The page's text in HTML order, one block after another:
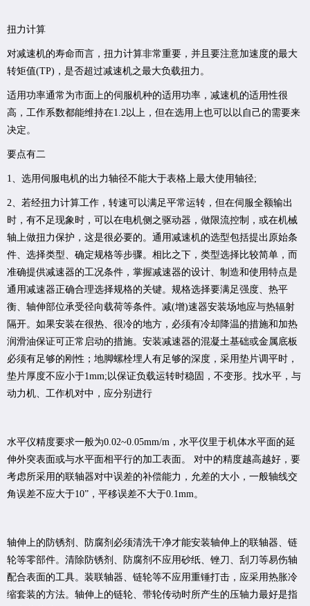
扭力计算
对减速机的寿命而言，扭力计算非常重要，并且要注意加速度的最大
转矩值(TP)，是否超过减速机之最大负载扭力。
适用功率通常为市面上的伺服机种的适用功率，减速机的适用性很
高，工作系数都能维持在1.2以上，但在选用上也可以以自己的需要来
决定。
要点有二
1、选用伺服电机的出力轴径不能大于表格上最大使用轴径;
2、若经扭力计算工作，转速可以满足平常运转，但在伺服全额输出
时，有不足现象时，可以在电机侧之驱动器，做限流控制，或在机械
轴上做扭力保护，这是很必要的。 通用减速机的选型包括提出原始条
件、选择类型、确定规格等步骤。 相比之下，类型选择比较简单，而
准确提供减速器的工况条件，掌握减速器的设计、制造和使用特点是
通用减速器正确合理选择规格的关键。规格选择要满足强度、热平
衡、轴伸部位承受径向载荷等条件。 减(增)速器安装场地应与热辐射
隔开。如果安装在很热、很冷的地方，必须有冷却降温的措施和加热
润滑油保证可正常启动的措施。 安装减速器的混凝土基础或金属底板
必须有足够的刚性；地脚螺栓埋人有足够的深度，采用垫片调平时，
垫片厚度不应小于1mm;以保证负载运转时稳固，不变形。 找水平，与
动力机、工作机对中，应分别进行
水平仪精度要求一般为0.02~0.05mm/m，水平仪里于机体水平面的延
伸外突表面或与水平面相平行的加工表面。 对中的精度越高越好，要
考虑所采用的联轴器对中误差的补偿能力，允差的大小，一般轴线交
角误差不应大于10”，平移误差不大于0.1mm。
轴伸上的防锈剂、防腐剂必须清洗干净才能安装轴伸上的联轴器、链
轮等零部件。清除防锈剂、防腐剂不应用砂纸、锉刀、刮刀等易伤轴
配合表面的工具。装联轴器、链轮等不应用重锤打击，应采用热胀冷
缩套装的方法。 轴伸上的链轮、带轮传动时所产生的压轴力最好是指